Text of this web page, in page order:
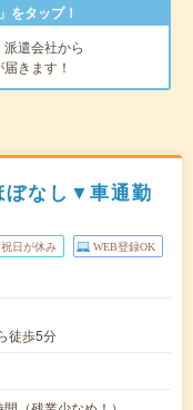
をタップ！
派遣会社から
届きます！
ぼなし▼車通勤
日が休み WEB登録OK
徒歩5分